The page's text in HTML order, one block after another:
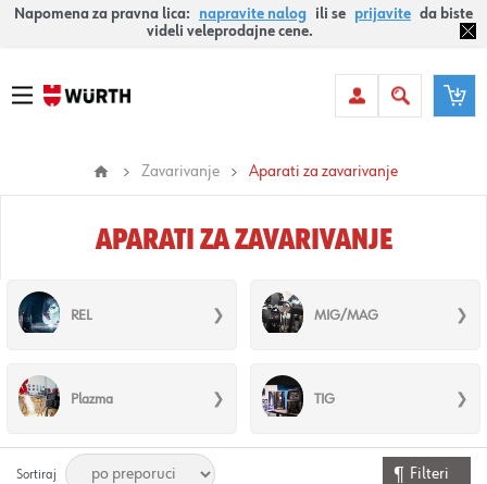
Napomena za pravna lica: napravite nalog ili se prijavite da biste
videli veleprodajne cene.
Zavarivanje Aparati za zavarivanje
APARATI ZA ZAVARIVANJE
REL MIG/MAG
Plazma TIG
Sortiraj Filteri